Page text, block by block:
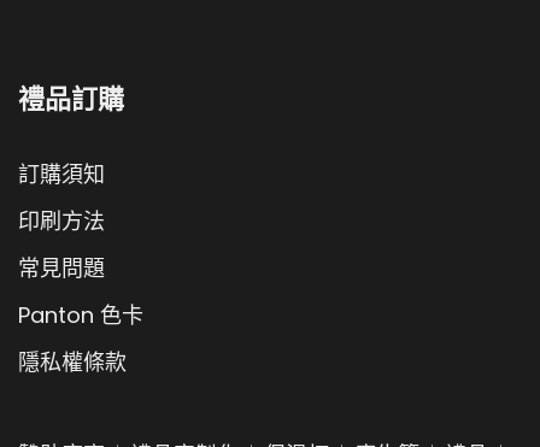
禮品訂購
訂購須知
印刷方法
常見問題
Panton 色卡
隱私權條款